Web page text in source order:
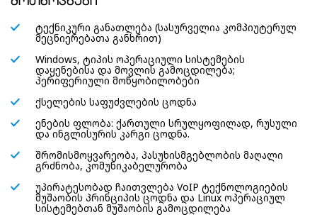
ტექნიკური განათლება (სასურველია კომპიუტერულ
მეცნიერებათა განხრით)
Windows, ტიპის ოპერაციული სისტემების
დაყენებისა და მოვლის გამოცდილება;
პერიფერიული მოწყობილობები
ქსელების საფუძვლების ცოდნა
ენების ფლობა: ქართული სრულყოფილად, რუსული
და ინგლისურის კარგი ცოდნა.
შრომისმოყვარეობა, პასუხისმგებლობის მაღალი
გრძნობა, კომუნიკაბელურობა
უპირატესობად ჩაითვლება VoIP ტექნოლოგიების
მუშაობის პრინციპის ცოდნა და Linux ოპერაციულ
სისტემებთან მუშაობის გამოცდილება